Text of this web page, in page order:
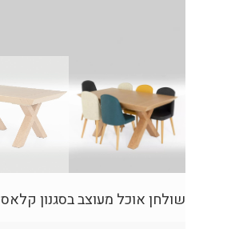
שולחן אוכל מעוצב בסגנון